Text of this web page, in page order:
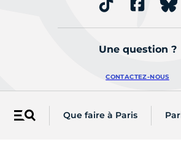
Menu Que faire à Paris
Une question ?
CONTACTEZ-NOUS